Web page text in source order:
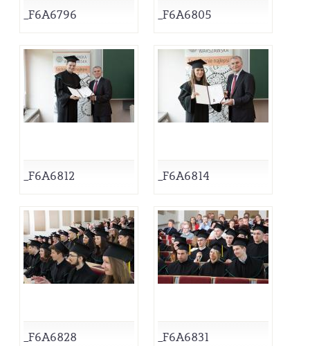
_F6A6796 _F6A6805
_F6A6812 _F6A6814
_F6A6828 _F6A6831